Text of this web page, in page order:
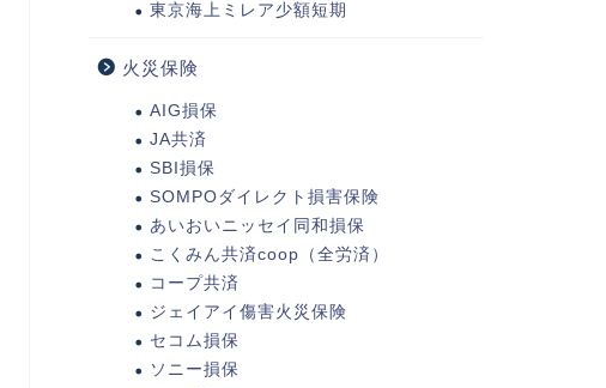
東京海上ミレア少額短期
火災保険
AIG損保
JA共済
SBI損保
SOMPOダイレクト損害保険
あいおいニッセイ同和損保
こくみん共済coop（全労済）
コープ共済
ジェイアイ傷害火災保険
セコム損保
ソニー損保